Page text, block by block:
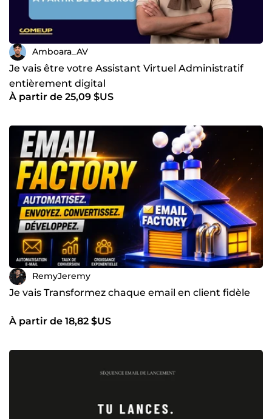
Amboara_AV
Je vais être votre Assistant Virtuel Administratif
entièrement digital
À partir de 25,09 $US
RemyJeremy
Je vais Transformez chaque email en client fidèle
À partir de 18,82 $US